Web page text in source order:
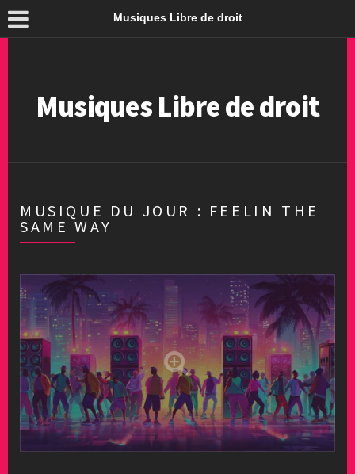
Musiques Libre de droit
Musiques Libre de droit
MUSIQUE DU JOUR : FEELIN THE
SAME WAY